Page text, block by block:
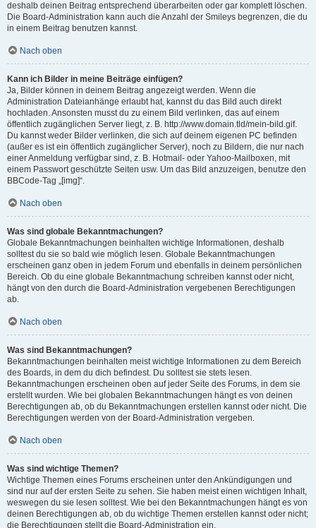
deshalb deinen Beitrag entsprechend überarbeiten oder gar komplett löschen.
Die Board-Administration kann auch die Anzahl der Smileys begrenzen, die du
in einem Beitrag benutzen kannst.
Nach oben
Kann ich Bilder in meine Beiträge einfügen?
Ja, Bilder können in deinem Beitrag angezeigt werden. Wenn die
Administration Dateianhänge erlaubt hat, kannst du das Bild auch direkt
hochladen. Ansonsten musst du zu einem Bild verlinken, das auf einem
öffentlich zugänglichen Server liegt, z. B. http://www.domain.tld/mein-bild.gif.
Du kannst weder Bilder verlinken, die sich auf deinem eigenen PC befinden
(außer es ist ein öffentlich zugänglicher Server), noch zu Bildern, die nur nach
einer Anmeldung verfügbar sind, z. B. Hotmail- oder Yahoo-Mailboxen, mit
einem Passwort geschützte Seiten usw. Um das Bild anzuzeigen, benutze den
BBCode-Tag „[img]“.
Nach oben
Was sind globale Bekanntmachungen?
Globale Bekanntmachungen beinhalten wichtige Informationen, deshalb
solltest du sie so bald wie möglich lesen. Globale Bekanntmachungen
erscheinen ganz oben in jedem Forum und ebenfalls in deinem persönlichen
Bereich. Ob du eine globale Bekanntmachung schreiben kannst oder nicht,
hängt von den durch die Board-Administration vergebenen Berechtigungen
ab.
Nach oben
Was sind Bekanntmachungen?
Bekanntmachungen beinhalten meist wichtige Informationen zu dem Bereich
des Boards, in dem du dich befindest. Du solltest sie stets lesen.
Bekanntmachungen erscheinen oben auf jeder Seite des Forums, in dem sie
erstellt wurden. Wie bei globalen Bekanntmachungen hängt es von deinen
Berechtigungen ab, ob du Bekanntmachungen erstellen kannst oder nicht. Die
Berechtigungen werden von der Board-Administration vergeben.
Nach oben
Was sind wichtige Themen?
Wichtige Themen eines Forums erscheinen unter den Ankündigungen und
sind nur auf der ersten Seite zu sehen. Sie haben meist einen wichtigen Inhalt,
weswegen du sie lesen solltest. Wie bei den Bekanntmachungen hängt es von
deinen Berechtigungen ab, ob du wichtige Themen erstellen kannst oder nicht;
die Berechtigungen stellt die Board-Administration ein.